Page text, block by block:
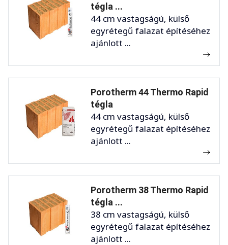
tégla ...
44 cm vastagságú, külső
egyrétegű falazat építéséhez
ajánlott ...
Porotherm 44 Thermo Rapid
tégla
44 cm vastagságú, külső
egyrétegű falazat építéséhez
ajánlott ...
Porotherm 38 Thermo Rapid
tégla ...
38 cm vastagságú, külső
egyrétegű falazat építéséhez
ajánlott ...